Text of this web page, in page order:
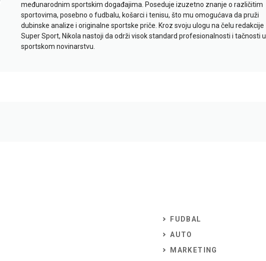
međunarodnim sportskim događajima. Poseduje izuzetno znanje o različitim
sportovima, posebno o fudbalu, košarci i tenisu, što mu omogućava da pruži
dubinske analize i originalne sportske priče. Kroz svoju ulogu na čelu redakcije
Super Sport, Nikola nastoji da održi visok standard profesionalnosti i tačnosti u
sportskom novinarstvu.
FUDBAL
AUTO
MARKETING